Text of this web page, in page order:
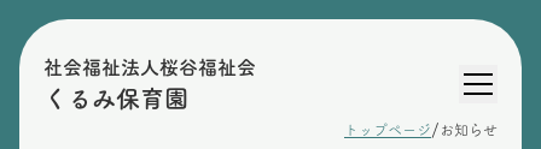
社会福祉法人桜谷福祉会
くるみ保育園
トップページ/ お知らせ